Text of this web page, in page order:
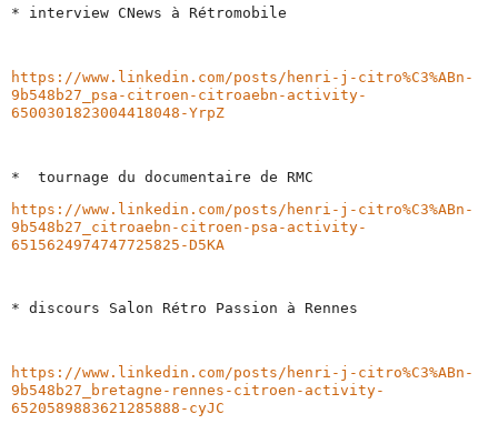
* interview CNews à Rétromobile
https://www.linkedin.com/posts/henri-j-citro%C3%ABn-
9b548b27_psa-citroen-citroaebn-activity-
6500301823004418048-YrpZ
*  tournage du documentaire de RMC
https://www.linkedin.com/posts/henri-j-citro%C3%ABn-
9b548b27_citroaebn-citroen-psa-activity-
6515624974747725825-D5KA
* discours Salon Rétro Passion à Rennes
https://www.linkedin.com/posts/henri-j-citro%C3%ABn-
9b548b27_bretagne-rennes-citroen-activity-
6520589883621285888-cyJC